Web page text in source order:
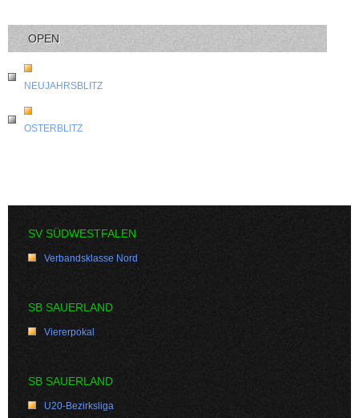
OPEN
NEUJAHRSBLITZ
OSTERBLITZ
SV SÜDWESTFALEN
Verbandsklasse Nord
SB SAUERLAND
Viererpokal
SB SAUERLAND
U20-Bezirksliga